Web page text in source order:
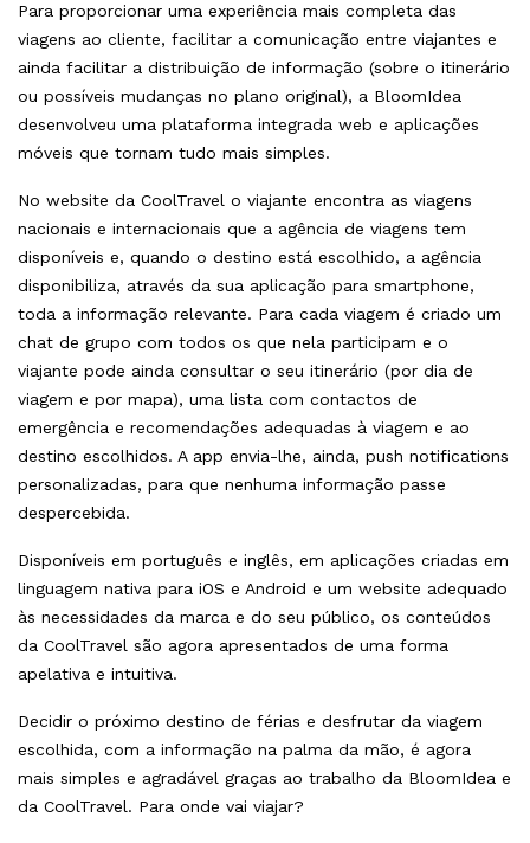
Para proporcionar uma experiência mais completa das
viagens ao cliente, facilitar a comunicação entre viajantes e
ainda facilitar a distribuição de informação (sobre o itinerário
ou possíveis mudanças no plano original), a BloomIdea
desenvolveu uma plataforma integrada web e aplicações
móveis que tornam tudo mais simples.
No website da CoolTravel o viajante encontra as viagens
nacionais e internacionais que a agência de viagens tem
disponíveis e, quando o destino está escolhido, a agência
disponibiliza, através da sua aplicação para smartphone,
toda a informação relevante. Para cada viagem é criado um
chat de grupo com todos os que nela participam e o
viajante pode ainda consultar o seu itinerário (por dia de
viagem e por mapa), uma lista com contactos de
emergência e recomendações adequadas à viagem e ao
destino escolhidos. A app envia-lhe, ainda, push notifications
personalizadas, para que nenhuma informação passe
despercebida.
Disponíveis em português e inglês, em aplicações criadas em
linguagem nativa para iOS e Android e um website adequado
às necessidades da marca e do seu público, os conteúdos
da CoolTravel são agora apresentados de uma forma
apelativa e intuitiva.
Decidir o próximo destino de férias e desfrutar da viagem
escolhida, com a informação na palma da mão, é agora
mais simples e agradável graças ao trabalho da BloomIdea e
da CoolTravel. Para onde vai viajar?